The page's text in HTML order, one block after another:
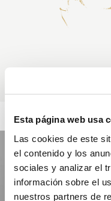
Esta página web usa
Las cookies de este
el contenido y los
sociales y analizar el
información sobre el
nuestros partners de